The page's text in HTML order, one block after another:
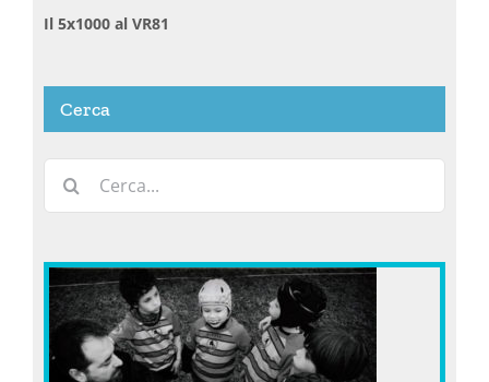
Il 5x1000 al VR81
Cerca
per: